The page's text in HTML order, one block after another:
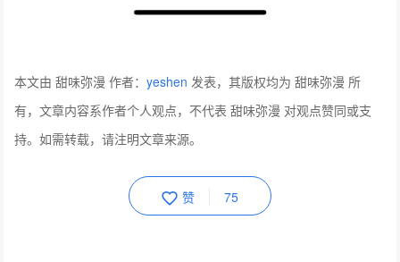
本文由 甜味弥漫 作者：yeshen 发表，其版权均为 甜味弥漫 所
有，文章内容系作者个人观点，不代表 甜味弥漫 对观点赞同或支
持。如需转载，请注明文章来源。
赞 75